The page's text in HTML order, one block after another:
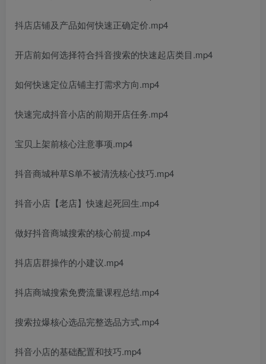
抖店店铺及产品如何快速正确定价.mp4
开店前如何选择符合抖音搜索的快速起店类目.mp4
如何快速定位店铺主打需求方向.mp4
快速完成抖音小店的前期开店任务.mp4
宝贝上架前核心注意事项.mp4
抖音商城种草S单不被清洗核心技巧.mp4
抖音小店【老店】快速起死回生.mp4
做好抖音商城搜索的核心前提.mp4
抖店店群操作的小建议.mp4
抖店商城搜索免费流量课程总结.mp4
搜索拉爆核心选品完整选品方式.mp4
抖音小店的基础配置和技巧.mp4